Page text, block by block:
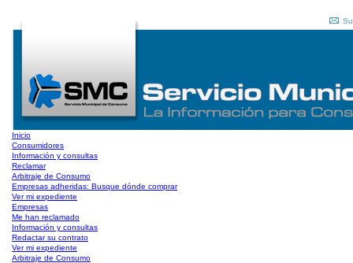
Inicio
Consumidores
Información y consultas
Reclamar
Arbitraje de Consumo
Empresas adheridas: Busque dónde comprar
Ver mi expediente
Empresas
Me han reclamado
Información y consultas
Redactar su contrato
Ver mi expediente
Arbitraje de Consumo